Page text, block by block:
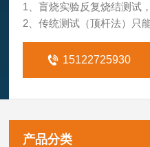
1、盲烧实验反复烧结测试
2、传统测试（顶杆法）只
非等比变化怎么办？
3、测试样品要求苛刻制样
15122725930
产品分类